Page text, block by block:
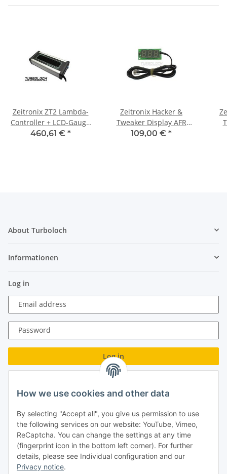
Zeitronix ZT2 Lambda-
Controller + LCD-Gauge
(silver / blue)
460,61 € *
Zeitronix Hacker &
Tweaker Display AFR
Gauge blue
109,00 € *
About Turboloch
Informationen
Log in
Email address
Password
Log in
New to our online shop?Register now!
Turboloch GmbH
Almenweg 27
67256 Weisenheim am Sand
How we use cookies and other data
By selecting "Accept all", you give us permission to use
the following services on our website: YouTube, Vimeo,
ReCaptcha. You can change the settings at any time
(fingerprint icon in the bottom left corner). For further
details, please see Individual configuration and our
Privacy notice.